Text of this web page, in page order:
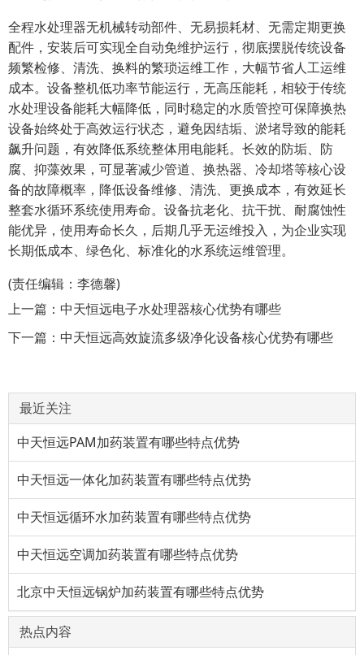
全程水处理器无机械转动部件、无易损耗材、无需定期更换
配件，安装后可实现全自动免维护运行，彻底摆脱传统设备
频繁检修、清洗、换料的繁琐运维工作，大幅节省人工运维
成本。设备整机低功率节能运行，无高压能耗，相较于传统
水处理设备能耗大幅降低，同时稳定的水质管控可保障换热
设备始终处于高效运行状态，避免因结垢、淤堵导致的能耗
飙升问题，有效降低系统整体用电能耗。长效的防垢、防
腐、抑藻效果，可显著减少管道、换热器、冷却塔等核心设
备的故障概率，降低设备维修、清洗、更换成本，有效延长
整套水循环系统使用寿命。设备抗老化、抗干扰、耐腐蚀性
能优异，使用寿命长久，后期几乎无运维投入，为企业实现
长期低成本、绿色化、标准化的水系统运维管理。
(责任编辑：李德馨)
上一篇： 中天恒远电子水处理器核心优势有哪些
下一篇： 中天恒远高效旋流多级净化设备核心优势有哪些
最近关注
中天恒远PAM加药装置有哪些特点优势
中天恒远一体化加药装置有哪些特点优势
中天恒远循环水加药装置有哪些特点优势
中天恒远空调加药装置有哪些特点优势
北京中天恒远锅炉加药装置有哪些特点优势
热点内容